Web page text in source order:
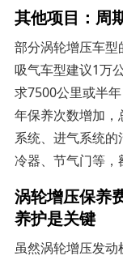
其他项目：周
部分涡轮增压车
吸气车型建议1万
求7500公里或半
年保养次数增加
系统、进气系统
冷器、节气门等，
涡轮增压保养
养护是关键
虽然涡轮增压发